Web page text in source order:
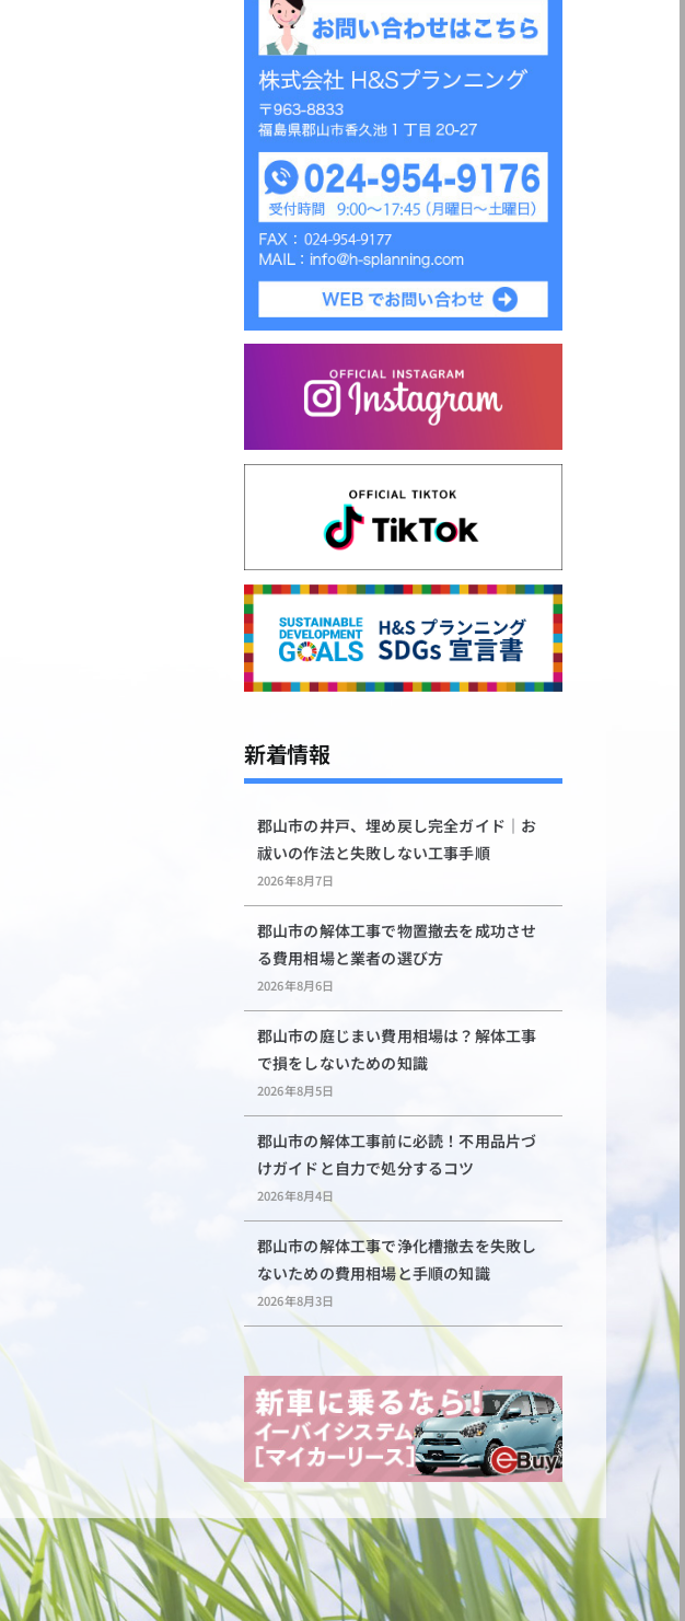
新着情報
郡山市の井戸、埋め戻し完全ガイド｜お
祓いの作法と失敗しない工事手順
2026年8月7日
郡山市の解体工事で物置撤去を成功させ
る費用相場と業者の選び方
2026年8月6日
郡山市の庭じまい費用相場は？解体工事
で損をしないための知識
2026年8月5日
郡山市の解体工事前に必読！不用品片づ
けガイドと自力で処分するコツ
2026年8月4日
郡山市の解体工事で浄化槽撤去を失敗し
ないための費用相場と手順の知識
2026年8月3日